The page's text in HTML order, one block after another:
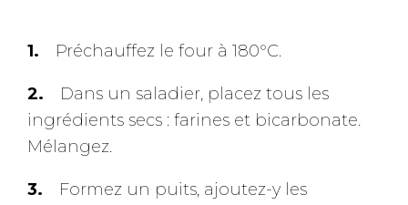
Préchauffez le four à 180°C.
Dans un saladier, placez tous les
ingrédients secs : farines et bicarbonate.
Mélangez.
Formez un puits, ajoutez-y les